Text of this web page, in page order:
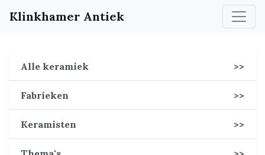
Klinkhamer Antiek
Alle keramiek >>
Fabrieken >>
Keramisten >>